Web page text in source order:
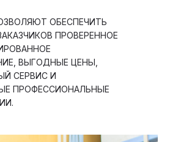
ОБЕСПЕЧИТЬ
ПРОВЕРЕННОЕ
ВЫГОДНЫЕ ЦЕНЫ,
СЕРВИС И
ПРОФЕССИОНАЛЬНЫЕ